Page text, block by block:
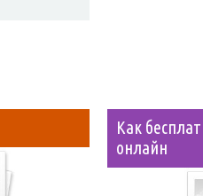
Как
онлайн